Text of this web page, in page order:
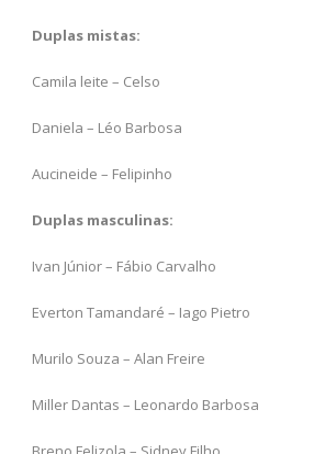
Duplas mistas:
Camila leite – Celso
Daniela – Léo Barbosa
Aucineide – Felipinho
Duplas masculinas:
Ivan Júnior – Fábio Carvalho
Everton Tamandaré – Iago Pietro
Murilo Souza – Alan Freire
Miller Dantas – Leonardo Barbosa